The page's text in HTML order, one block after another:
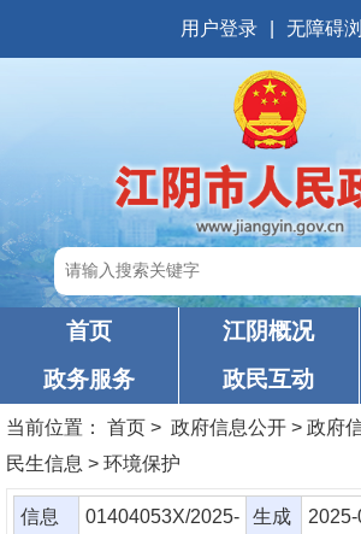
用户登录 无障碍
首页 江阴概况
政务服务
政民互动
当前位置： 首页 > 政府信息公开 > 政府
民生信息 > 环境保护
信息
01404053X/2025-
生成
2025-